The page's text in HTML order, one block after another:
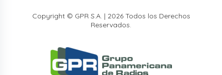
Copyright © GPR S.A. | 2026 Todos los Derechos
Reservados.